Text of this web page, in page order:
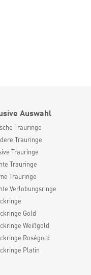
Auswahl
Trauringe
Trauringe
Trauringe
Trauringe
Trauringe
Verlobungsringe
Gold
Weißgold
Roségold
Platin